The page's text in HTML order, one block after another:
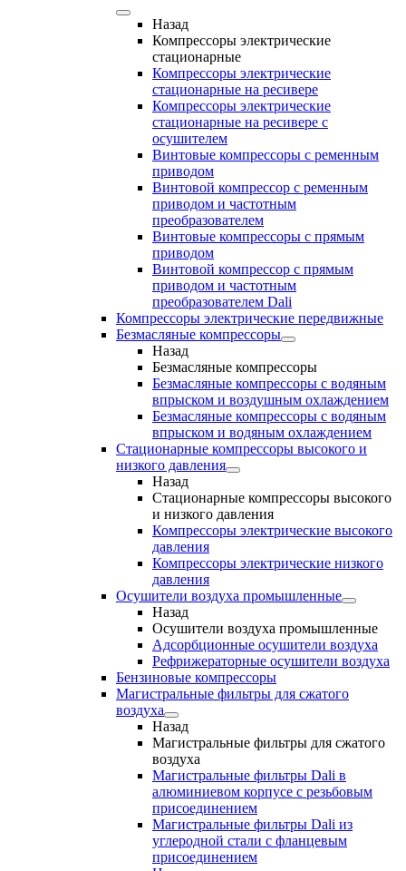
Назад
Компрессоры электрические
стационарные
Компрессоры электрические
стационарные на ресивере
Компрессоры электрические
стационарные на ресивере с
осушителем
Винтовые компрессоры с ременным
приводом
Винтовой компрессор с ременным
приводом и частотным
преобразователем
Винтовые компрессоры с прямым
приводом
Винтовой компрессор с прямым
приводом и частотным
преобразователем Dali
Компрессоры электрические передвижные
Безмасляные компрессоры
Назад
Безмасляные компрессоры
Безмасляные компрессоры с водяным
впрыском и воздушным охлаждением
Безмасляные компрессоры с водяным
впрыском и водяным охлаждением
Стационарные компрессоры высокого и
низкого давления
Назад
Стационарные компрессоры высокого
и низкого давления
Компрессоры электрические высокого
давления
Компрессоры электрические низкого
давления
Осушители воздуха промышленные
Назад
Осушители воздуха промышленные
Адсорбционные осушители воздуха
Рефрижераторные осушители воздуха
Бензиновые компрессоры
Магистральные фильтры для сжатого
воздуха
Назад
Магистральные фильтры для сжатого
воздуха
Магистральные фильтры Dali в
алюминиевом корпусе с резьбовым
присоединением
Магистральные фильтры Dali из
углеродной стали с фланцевым
присоединением